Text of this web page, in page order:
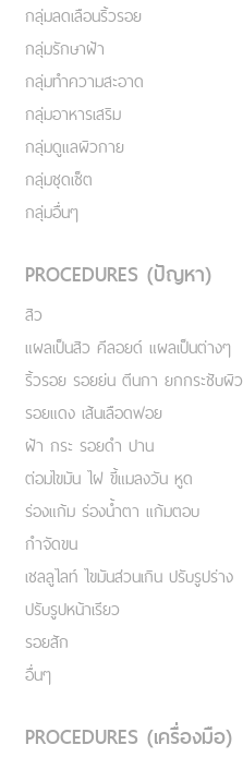
กลุ่มลดเลือนริ้วรอย
กลุ่มรักษาฝ้า
กลุ่มทำความสะอาด
กลุ่มอาหารเสริม
กลุ่มดูแลผิวกาย
กลุ่มชุดเซ็ต
กลุ่มอื่นๆ
PROCEDURES (ปัญหา)
สิว
แผลเป็นสิว คีลอยด์ แผลเป็นต่างๆ
ริ้วรอย รอยย่น ตีนกา ยกกระชับผิว
รอยแดง เส้นเลือดฟอย
ฝ้า กระ รอยดำ ปาน
ต่อมไขมัน ไฝ ขี้แมลงวัน หูด
ร่องแก้ม ร่องน้ำตา แก้มตอบ
กำจัดขน
เชลลูไลท์ ไขมันส่วนเกิน ปรับรูปร่าง
ปรับรูปหน้าเรียว
รอยสัก
อื่นๆ
PROCEDURES (เครื่องมือ)